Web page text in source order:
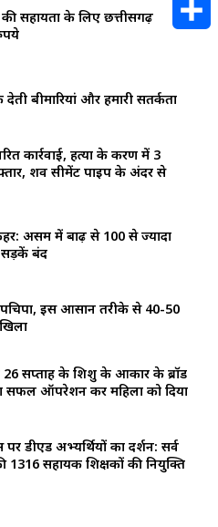
की सहायता के लिए छत्तीसगढ़
बीमारियां और हमारी सतर्कता
कार्रवाई, हत्या के प्रकरण में 3
शव सीमेंट पाइप के अंदर से
असम में बाढ़ से 100 से ज्यादा
सड़कें बंद
इस आसान तरीके से 40-50
26 सप्ताह के शिशु के आकार के ब्रॉड
सफल ऑपरेशन कर महिला को दिया
डीएड अभ्यर्थियों का प्रदर्शन: सर्व
1316 सहायक शिक्षकों की नियुक्ति